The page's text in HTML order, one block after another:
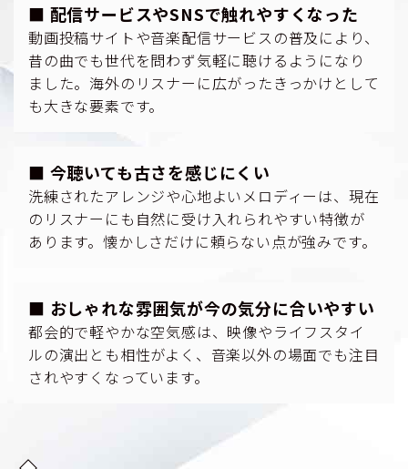
■ 配信サービスやSNSで触れやすくなった
動画投稿サイトや音楽配信サービスの普及により、
昔の曲でも世代を問わず気軽に聴けるようになり
ました。海外のリスナーに広がったきっかけとして
も大きな要素です。
■ 今聴いても古さを感じにくい
洗練されたアレンジや心地よいメロディーは、現在
のリスナーにも自然に受け入れられやすい特徴が
あります。懐かしさだけに頼らない点が強みです。
■ おしゃれな雰囲気が今の気分に合いやすい
都会的で軽やかな空気感は、映像やライフスタイ
ルの演出とも相性がよく、音楽以外の場面でも注目
されやすくなっています。